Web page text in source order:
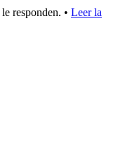
responden. • Leer la